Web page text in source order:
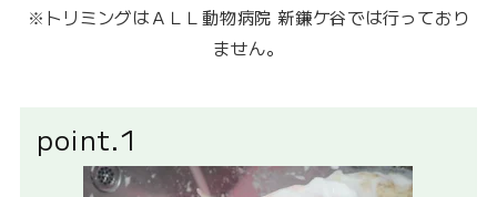
※トリミングはＡＬＬ動物病院 新鎌ケ谷では行っており
ません。
point.1